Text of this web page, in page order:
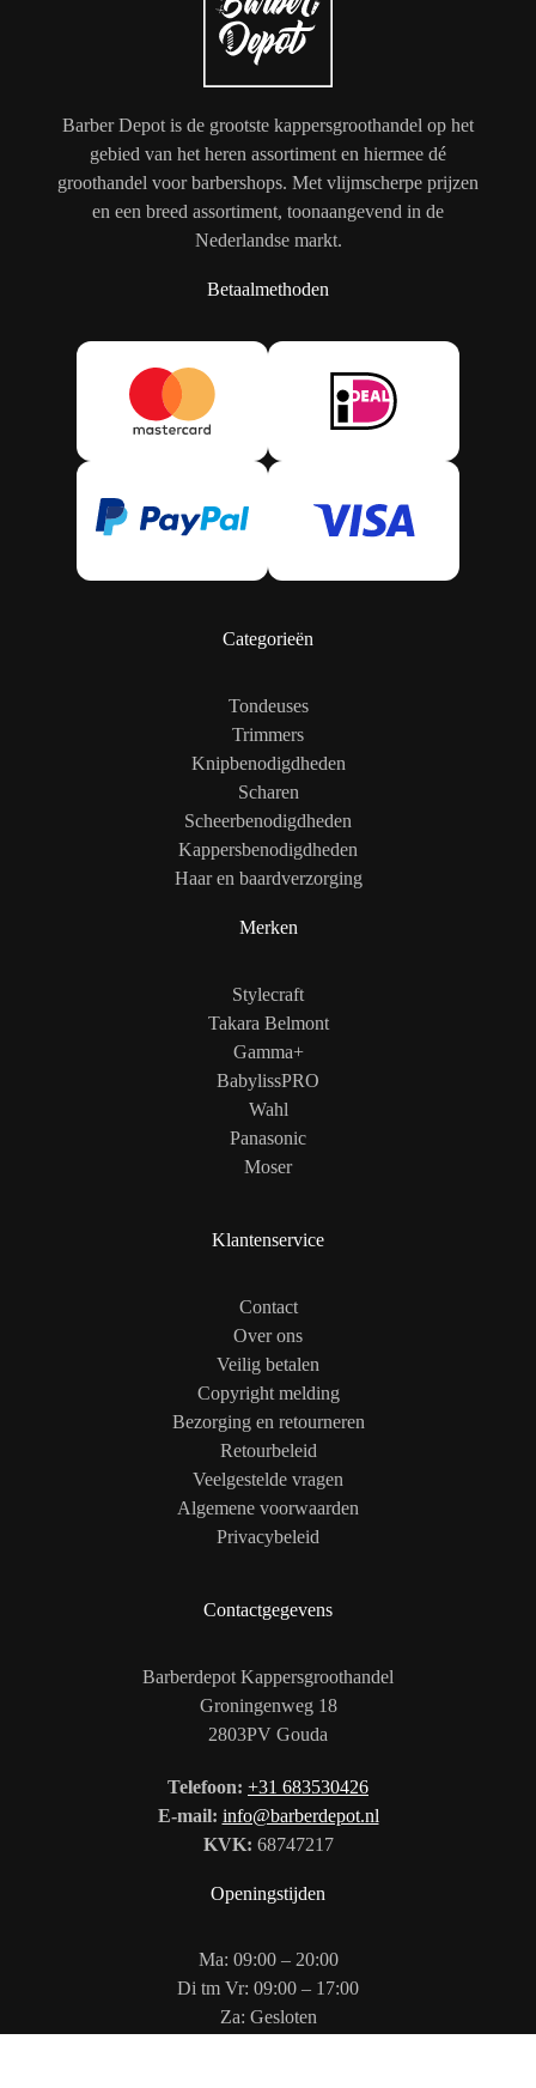
Barber Depot is de grootste kappersgroothandel op het
gebied van het heren assortiment en hiermee dé
groothandel voor barbershops. Met vlijmscherpe prijzen
en een breed assortiment, toonaangevend in de
Nederlandse markt.
Betaalmethoden
Categorieën
Tondeuses
Trimmers
Knipbenodigdheden
Scharen
Scheerbenodigdheden
Kappersbenodigdheden
Haar en baardverzorging
Merken
Stylecraft
Takara Belmont
Gamma+
BabylissPRO
Wahl
Panasonic
Moser
Klantenservice
Contact
Over ons
Veilig betalen
Copyright melding
Bezorging en retourneren
Retourbeleid
Veelgestelde vragen
Algemene voorwaarden
Privacybeleid
Contactgegevens
Barberdepot Kappersgroothandel
Groningenweg 18
2803PV Gouda
Telefoon: +31 683530426
E-mail: info@barberdepot.nl
KVK: 68747217
Openingstijden
Ma: 09:00 – 20:00
Di tm Vr: 09:00 – 17:00
Za: Gesloten